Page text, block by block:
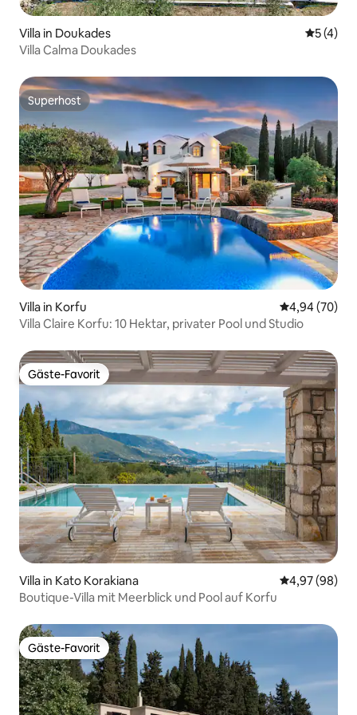
Villa in Doukades
5 (4)
Villa Calma Doukades
Superhost
Superhost
Villa in Korfu
4,94 (70)
Villa Claire Korfu: 10 Hektar, privater Pool und Studio
Gäste-Favorit
Gäste-Favorit
Villa in Kato Korakiana
4,97 (98)
Boutique-Villa mit Meerblick und Pool auf Korfu
Gäste-Favorit
Gäste-Favorit